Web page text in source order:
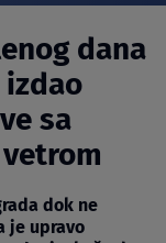
dana
izdao
sa
dok ne
je upravo